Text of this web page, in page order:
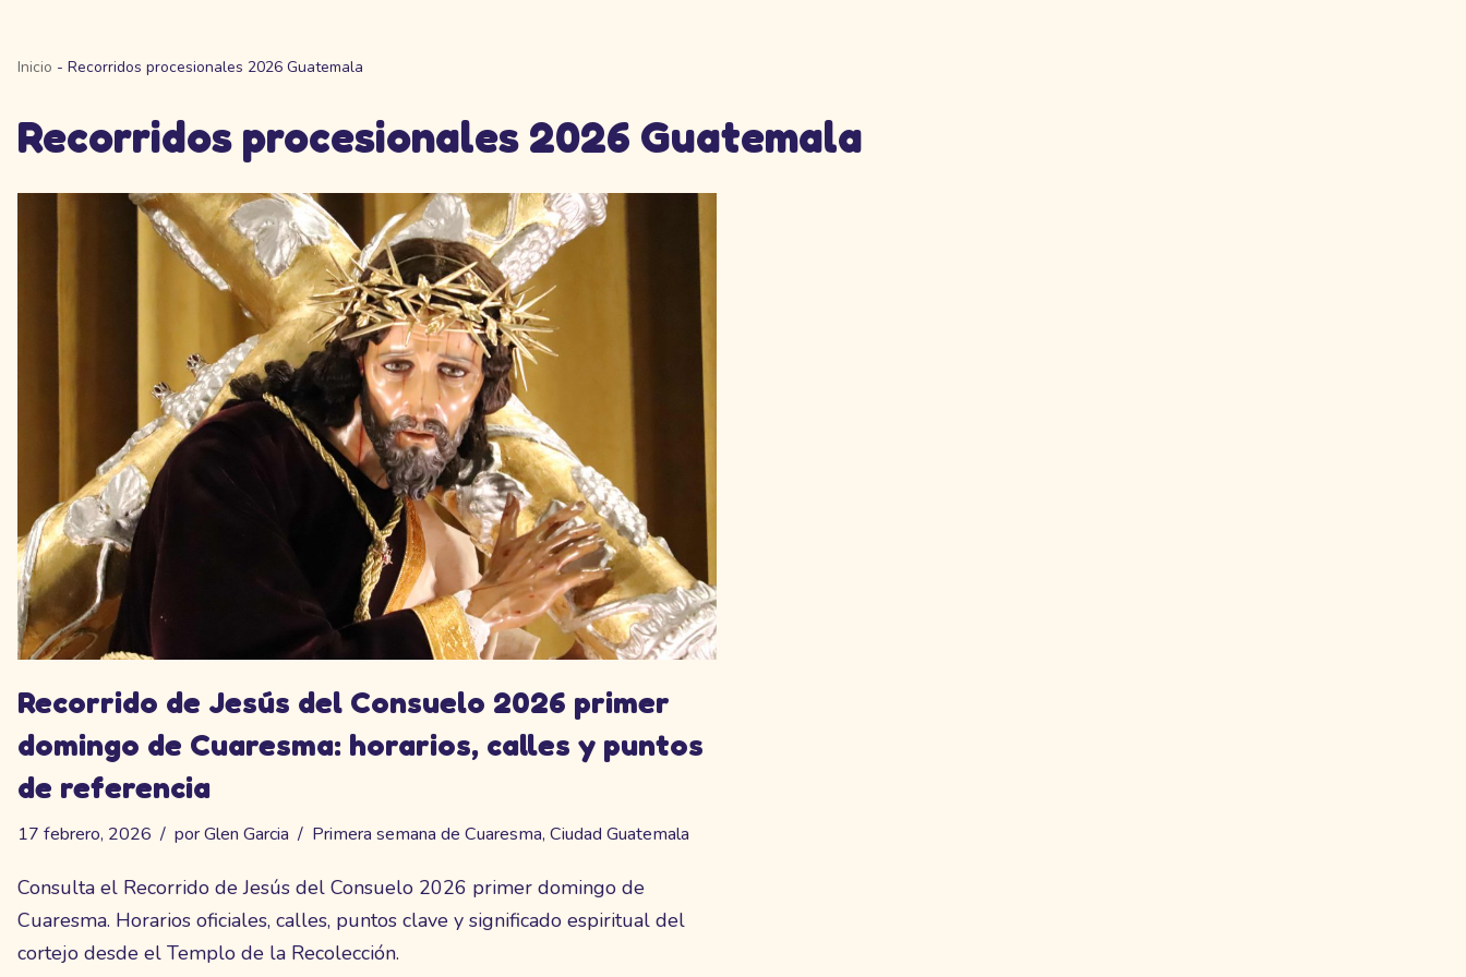
Inicio - Recorridos procesionales 2026 Guatemala
Recorridos procesionales 2026 Guatemala
Recorrido de Jesús del Consuelo 2026 primer
domingo de Cuaresma: horarios, calles y puntos
de referencia
17 febrero, 2026 porGlen Garcia Primera semana de Cuaresma, Ciudad Guatemala
Consulta el Recorrido de Jesús del Consuelo 2026 primer domingo de
Cuaresma. Horarios oficiales, calles, puntos clave y significado espiritual del
cortejo desde el Templo de la Recolección.